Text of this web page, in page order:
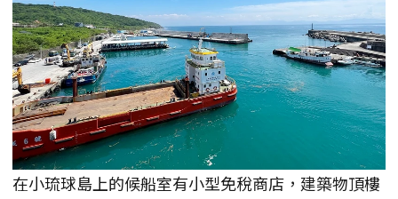
在小琉球島上的候船室有小型免稅商店，建築物頂樓